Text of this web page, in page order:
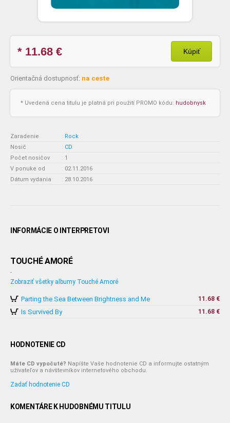
* 11.68 € Kúpiť
Orientačná dostupnosť: na ceste
* Uvedená cena titulu je platná pri použití PROMO kódu: hudobnysk
Zaradenie : Rock
Nosič
: CD
Počet nosičov
: 1
V ponuke od
: 02.11.2016
Dátum vydania
: 28.10.2016
INFORMÁCIE O INTERPRETOVI
TOUCHÉ AMORÉ
-
Zobraziť všetky albumy Touché Amoré
Parting the Sea Between Brightness and Me 11.68 €
Is Survived By 11.68 €
HODNOTENIE CD
Máte CD vypočuté? Napíšte Vaše hodnotenie CD a informujte ostatným
užívateľov a návštevníkov internetového obchodu.
Zadať hodnotenie CD
KOMENTÁRE K HUDOBNÉMU TITULU